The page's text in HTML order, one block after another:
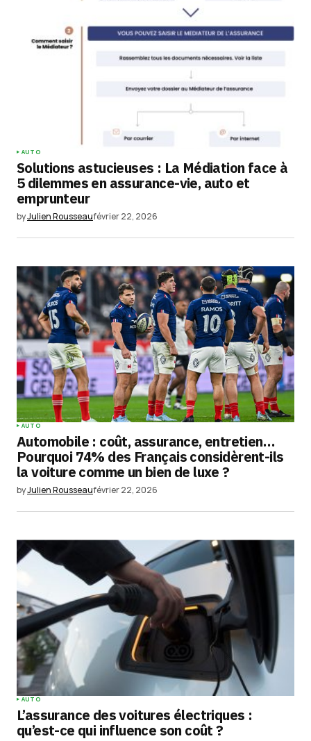
champs obligatoires sont indiqués avec
Comment
Your E-mail*
Enregistrer mon nom, mon e-mail et mon
site dans le navigateur pour mon prochain
Submit Comment
AUTO
Solutions astucieuses : La Médiation face à
5 dilemmes en assurance-vie, auto et
emprunteur
byJulien Rousseaufévrier 22, 2026
AUTO
Automobile : coût, assurance, entretien…
Pourquoi 74% des Français considèrent-ils
la voiture comme un bien de luxe ?
byJulien Rousseaufévrier 22, 2026
AUTO
L’assurance des voitures électriques :
qu’est-ce qui influence son coût ?